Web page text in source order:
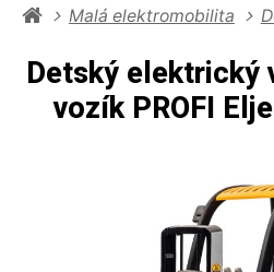
Malá elektromobilita
Detský elektrický
vozík PROFI